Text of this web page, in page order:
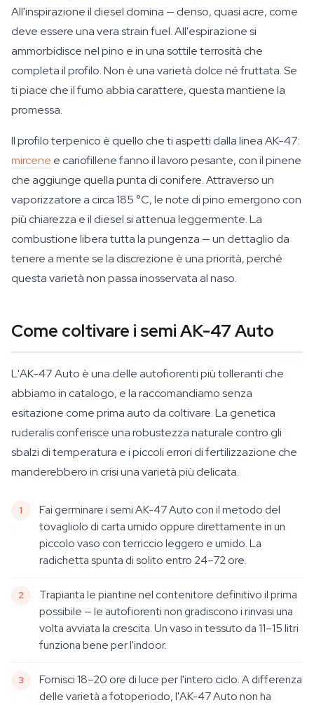
All'inspirazione il diesel domina — denso, quasi acre, come
deve essere una vera strain fuel. All'espirazione si
ammorbidisce nel pino e in una sottile terrosità che
completa il profilo. Non è una varietà dolce né fruttata. Se
ti piace che il fumo abbia carattere, questa mantiene la
promessa.
Il profilo terpenico è quello che ti aspetti dalla linea AK-47:
mircene e cariofillene fanno il lavoro pesante, con il pinene
che aggiunge quella punta di conifere. Attraverso un
vaporizzatore a circa 185 °C, le note di pino emergono con
più chiarezza e il diesel si attenua leggermente. La
combustione libera tutta la pungenza — un dettaglio da
tenere a mente se la discrezione è una priorità, perché
questa varietà non passa inosservata al naso.
Come coltivare i semi AK-47 Auto
L'AK-47 Auto è una delle autofiorenti più tolleranti che
abbiamo in catalogo, e la raccomandiamo senza
esitazione come prima auto da coltivare. La genetica
ruderalis conferisce una robustezza naturale contro gli
sbalzi di temperatura e i piccoli errori di fertilizzazione che
manderebbero in crisi una varietà più delicata.
Fai germinare i semi AK-47 Auto con il metodo del
tovagliolo di carta umido oppure direttamente in un
piccolo vaso con terriccio leggero e umido. La
radichetta spunta di solito entro 24–72 ore.
Trapianta le piantine nel contenitore definitivo il prima
possibile — le autofiorenti non gradiscono i rinvasi una
volta avviata la crescita. Un vaso in tessuto da 11–15 litri
funziona bene per l'indoor.
Fornisci 18–20 ore di luce per l'intero ciclo. A differenza
delle varietà a fotoperiodo, l'AK-47 Auto non ha